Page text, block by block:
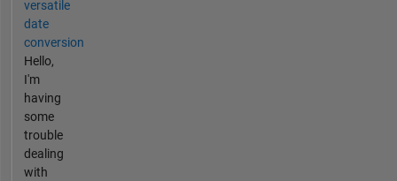
versatile
date
conversion
Hello,
I'm
having
some
trouble
dealing
with